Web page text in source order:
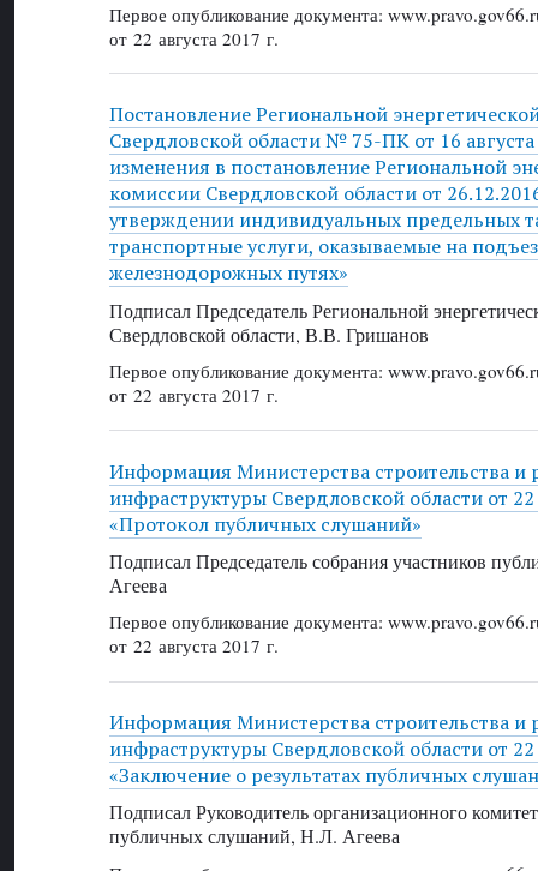
Первое опубликование документа:
от 22 августа 2017 г.
Постановление Региональной
Свердловской области № 75-ПК от 16
изменения в постановление Региональной
комиссии Свердловской области от
утверждении индивидуальных предельных
транспортные услуги, оказываемые на
железнодорожных путях»
Подписал Председатель Региональной
Свердловской области, В.В. Гришанов
Первое опубликование документа:
от 22 августа 2017 г.
Информация Министерства строительства и
инфраструктуры Свердловской области от 22
«Протокол публичных слушаний»
Подписал Председатель собрания участников
Агеева
Первое опубликование документа:
от 22 августа 2017 г.
Информация Министерства строительства и
инфраструктуры Свердловской области от 22
«Заключение о результатах публичных
Подписал Руководитель организационного
публичных слушаний, Н.Л. Агеева